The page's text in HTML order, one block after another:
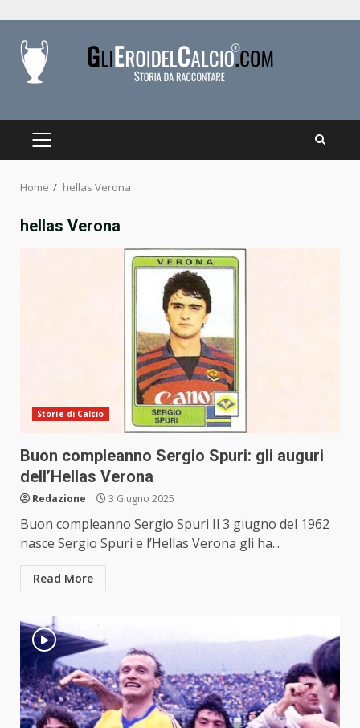
content
PRIMARY
Home hellas Verona
hellas Verona
Storie di Calcio
Buon compleanno Sergio Spuri: gli auguri
dell’Hellas Verona
Redazione 3 Giugno 2025
Buon compleanno Sergio Spuri Il 3 giugno del 1962
nasce Sergio Spuri e l’Hellas Verona gli ha...
Read More